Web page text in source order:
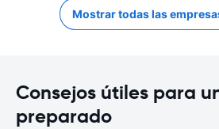
Mostrar todas las
Consejos útiles para
preparado